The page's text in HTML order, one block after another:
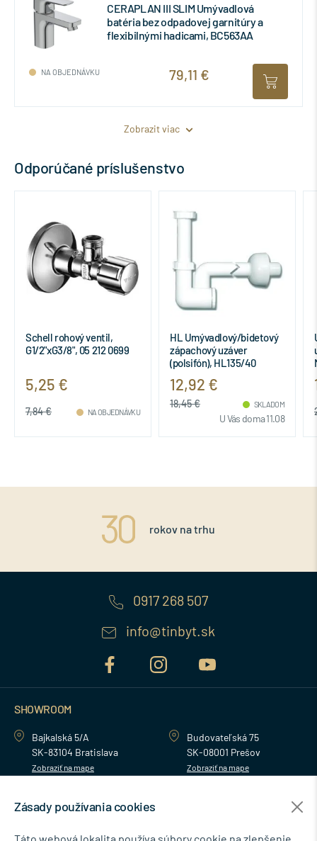
CERAPLAN III SLIM Umývadlová
batéria bez odpadovej garnitúry a
flexibilnými hadicami, BC563AA
NA OBJEDNÁVKU 79,11 €
Zobrazit viac
Odporúčané príslušenstvo
HL Umývadlový/bidetový
zápachový uzáver
12,92 €
U Vás doma 11.08
Univ click-clack
uzatvárateľná garnitúra,
M92
17,69 €
23,58 €
rokov na trhu
0917 268 507
info@tinbyt.sk
SHOWROOM
Bajkalská 5/A
SK-83104 Bratislava
Zobraziť na mape
Budovateľská 75
SK-08001 Prešov
Zobraziť na mape
Zásady používania cookies